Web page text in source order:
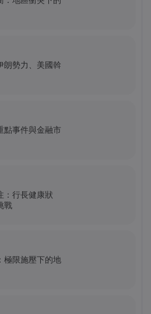
：如何在台灣購買比特
得關注：Nu
）股票、SOFI 股票
發生了什麼事？
朗勢力、美國斡
點事件與金融市
：行長健康狀
戰
極限施壓下的地